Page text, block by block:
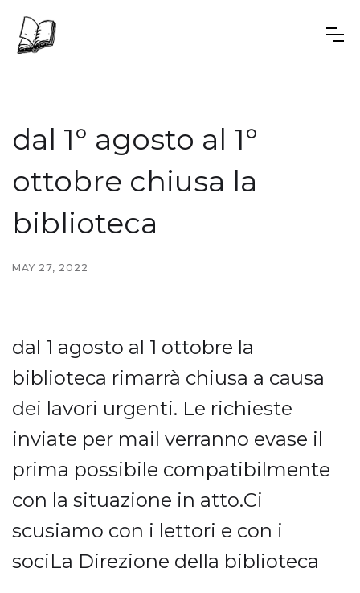
dal 1° agosto al 1°
ottobre chiusa la
biblioteca
MAY 27, 2022
dal 1 agosto al 1 ottobre la
biblioteca rimarrà chiusa a causa
dei lavori urgenti. Le richieste
inviate per mail verranno evase il
prima possibile compatibilmente
con la situazione in atto.Ci
scusiamo con i lettori e con i
sociLa Direzione della biblioteca